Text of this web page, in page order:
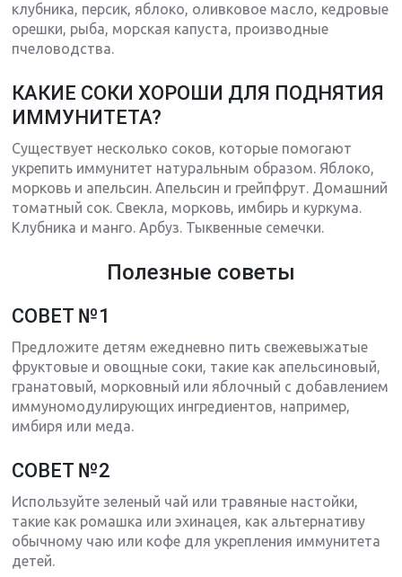
клубника, персик, яблоко, оливковое масло, кедровые
орешки, рыба, морская капуста, производные
пчеловодства.
КАКИЕ СОКИ ХОРОШИ ДЛЯ ПОДНЯТИЯ
ИММУНИТЕТА?
Существует несколько соков, которые помогают
укрепить иммунитет натуральным образом. Яблоко,
морковь и апельсин. Апельсин и грейпфрут. Домашний
томатный сок. Свекла, морковь, имбирь и куркума.
Клубника и манго. Арбуз. Тыквенные семечки.
Полезные советы
СОВЕТ №1
Предложите детям ежедневно пить свежевыжатые
фруктовые и овощные соки, такие как апельсиновый,
гранатовый, морковный или яблочный с добавлением
иммуномодулирующих ингредиентов, например,
имбиря или меда.
СОВЕТ №2
Используйте зеленый чай или травяные настойки,
такие как ромашка или эхинацея, как альтернативу
обычному чаю или кофе для укрепления иммунитета
детей.